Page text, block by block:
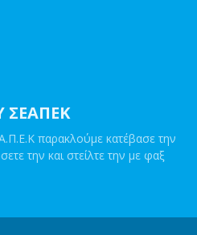
ΣΕΑΠΕΚ
παρακλούμε κατέβασε την
την και στείλτε την με φαξ